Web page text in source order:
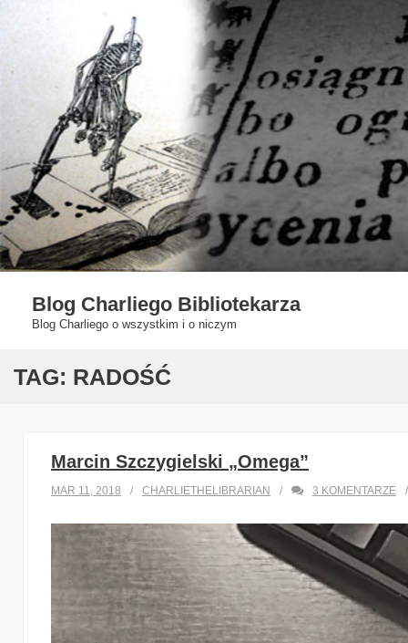
Blog Charliego Bibliotekarza
Blog Charliego o wszystkim i o niczym
TAG: RADOŚĆ
Marcin Szczygielski „Omega”
MAR 11, 2018 CHARLIETHELIBRARIAN 3 KOMENTARZE